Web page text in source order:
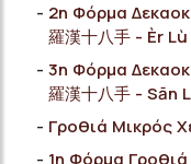
2η Φόρμα
羅漢十八手 - Èr
3η Φόρμα
羅漢十八手 - Sān
Γροθιά Μικρός
1η Φόρμα